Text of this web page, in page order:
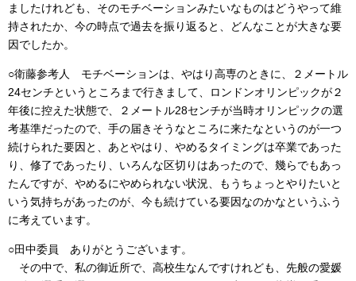
ましたけれども、そのモチベーションみたいなものはどうやって維
持されたか、今の時点で過去を振り返ると、どんなことが大きな要
因でしたか。
○衛藤参考人 モチベーションは、やはり高専のときに、２メートル
24センチというところまで行きまして、ロンドンオリンピックが２
年後に控えた状態で、２メートル28センチが当時オリンピックの選
考基準だったので、手の届きそうなところに来たなというのが一つ
続けられた要因と、あとやはり、やめるタイミングは卒業であった
り、修了であったり、いろんな区切りはあったので、幾らでもあっ
たんですが、やめるにやめられない状況、もうちょっとやりたいと
いう気持ちがあったのが、今も続けている要因なのかなというふう
に考えています。
○田中委員 ありがとうございます。
その中で、私の御近所で、高校生なんですけれども、先般の愛媛